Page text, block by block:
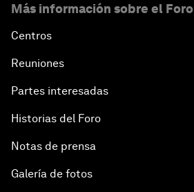
Más información sobre el Foro
Centros
Reuniones
Partes interesadas
Historias del Foro
Notas de prensa
Galería de fotos